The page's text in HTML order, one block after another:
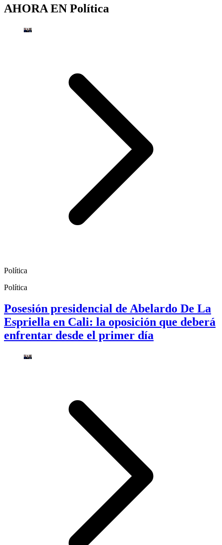
AHORA EN Política
Política
Política
Posesión presidencial de Abelardo De La
Espriella en Cali: la oposición que deberá
enfrentar desde el primer día